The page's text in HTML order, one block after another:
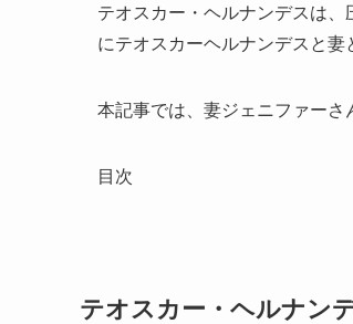
テオスカー・ヘルナンデスは、
にテオスカーヘルナンデスと妻
本記事では、妻ジェニファーさ
目次
テオスカー・ヘルナン